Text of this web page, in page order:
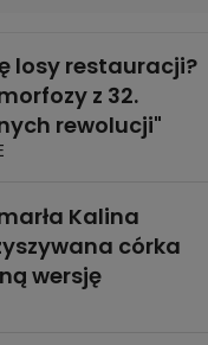
losy restauracji?
z 32.
rewolucji"
Kalina
córka
wersję